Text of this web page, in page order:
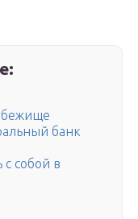
банк
с собой в